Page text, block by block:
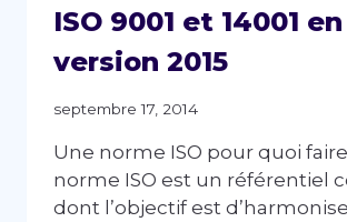
ISO 9001 et 14001 en
version 2015
septembre 17, 2014
Une norme ISO pour quoi
norme ISO est un référentiel
dont l’objectif est